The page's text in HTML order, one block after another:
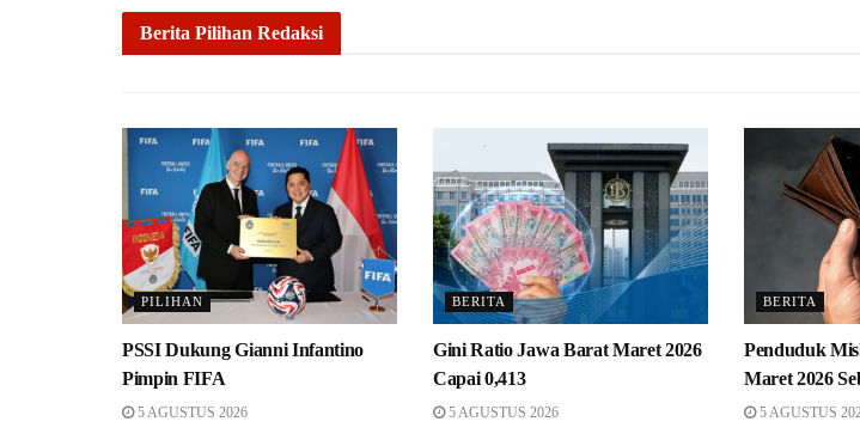
Berita Pilihan Redaksi
PILIHAN
PSSI Dukung Gianni Infantino
Pimpin FIFA
5 AGUSTUS 2026
BERITA
Gini Ratio Jawa Barat Maret 2026
Capai 0,413
5 AGUSTUS 2026
BERITA
Penduduk
Maret 2026
5 AGUSTUS